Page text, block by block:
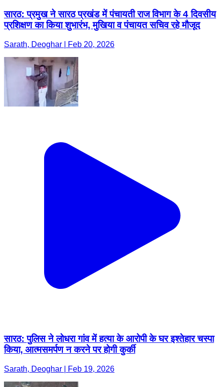
सारठ: प्रमुख ने सारठ प्रखंड में पंचायती राज विभाग के 4 दिवसीय
प्रशिक्षण का किया शुभारंभ, मुखिया व पंचायत सचिव रहे मौजूद
Sarath, Deoghar | Feb 20, 2026
सारठ: पुलिस ने लोधरा गांव में हत्या के आरोपी के घर इश्तेहार चस्पा
किया, आत्मसमर्पण न करने पर होगी कुर्की
Sarath, Deoghar | Feb 19, 2026